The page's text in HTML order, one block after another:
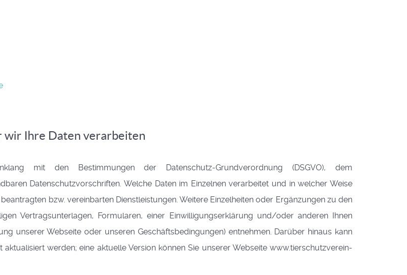
wir Ihre Daten verarbeiten
mit den Bestimmungen der Datenschutz-Grundverordnung (DSGVO), dem
Datenschutzvorschriften. Welche Daten im Einzelnen verarbeitet und in welcher Weise
bzw. vereinbarten Dienstleistungen. Weitere Einzelheiten oder Ergänzungen zu den
Vertragsunterlagen, Formularen, einer Einwilligungserklärung und/oder anderen Ihnen
unserer Webseite oder unseren Geschäftsbedingungen) entnehmen. Darüber hinaus kann
werden; eine aktuelle Version können Sie unserer Webseite www.tierschutzverein-